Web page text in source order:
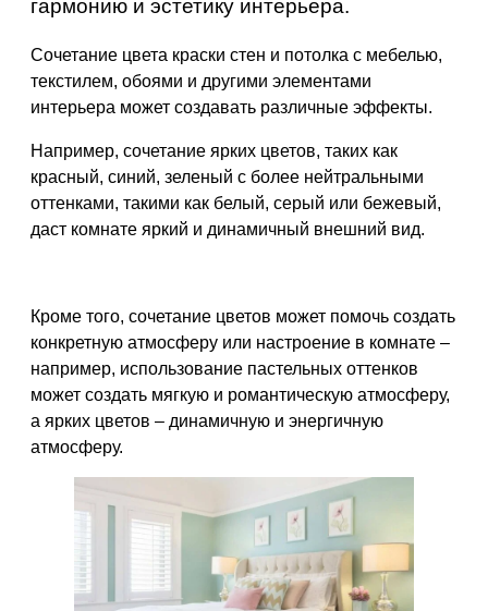
гармонию и эстетику интерьера.
Сочетание цвета краски стен и потолка с мебелью,
текстилем, обоями и другими элементами
интерьера может создавать различные эффекты.
Например, сочетание ярких цветов, таких как
красный, синий, зеленый с более нейтральными
оттенками, такими как белый, серый или бежевый,
даст комнате яркий и динамичный внешний вид.
Кроме того, сочетание цветов может помочь создать
конкретную атмосферу или настроение в комнате –
например, использование пастельных оттенков
может создать мягкую и романтическую атмосферу,
а ярких цветов – динамичную и энергичную
атмосферу.